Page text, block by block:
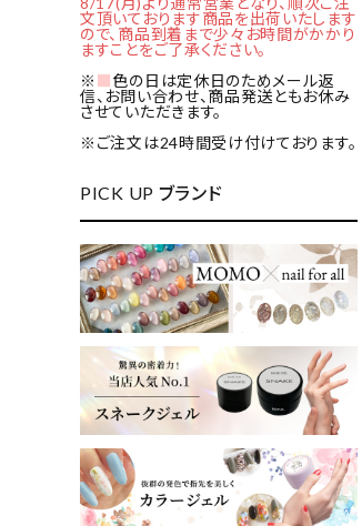
文頂いております商品を出荷いたします
ので、商品到着まで少々お時間がかかり
ますことをご了承ください。
※ ■色の日は定休日のためメール返
信、お問い合わせ、商品発送ともお休み
させていただきます。
※ご注文は24時間受け付けております。
PICK UP ブランド